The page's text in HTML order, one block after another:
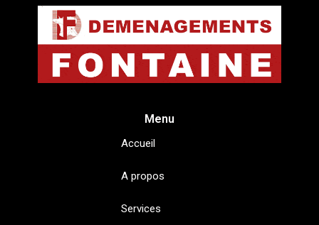
Menu
Accueil
A propos
Services